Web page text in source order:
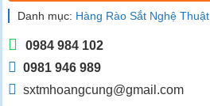
Danh mục: Hàng Rào Sắt Nghệ Thuật
0984 984 102
0981 946 989
sxtmhoangcung@gmail.com